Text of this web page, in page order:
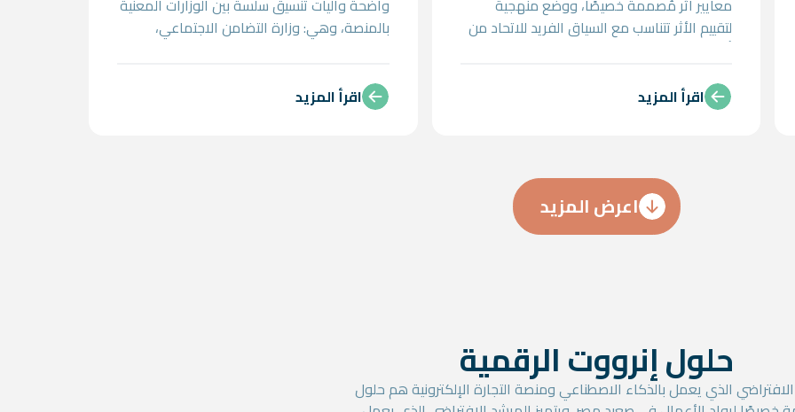
معايير أثر مُصممة خصيصًا، ووضع منهجية
لتقييم الأثر تتناسب مع السياق الفريد للاتحاد من
يشمل الإطار كذلك تطوير منهجية مُنظمة لجمع
البيانات ومعالجتها وتحليلها، إلى جانب اختيار
وأخيرًا، سيتم إعداد دليل تفصيلي، إضافةً إلى
تدريب فريق عمل الاتحاد من أجل المتوسط
لضمان امتلاكهم المهارات اللازمة لتطبيق
اقرأ المزيد
واضحة وآليات تنسيق سلسة بين الوزارات المعنية
بالمنصة، وهي: وزارة التضامن الاجتماعي،
المحددة لهذه المهمة فيما يلي: • تقديم نظرة
شاملة حول الإجراءات والعمليات التي
اقرأ المزيد
اعرض المزيد
حلول إنرووت الرقمية
الذي يعمل بالذكاء الاصطناعي ومنصة التجارة الإلكترونية هم حلول